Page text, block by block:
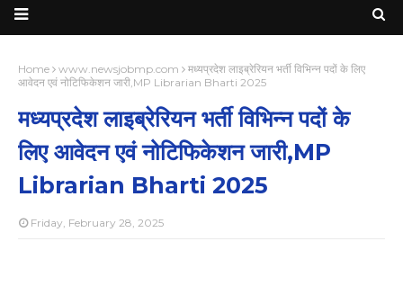
Home www.newsjobmp.com
मध्यप्रदेश लाइब्रेरियन भर्ती विभिन्न पदों के लिए
आवेदन एवं नोटिफिकेशन जारी,MP Librarian Bharti 2025
मध्यप्रदेश लाइब्रेरियन भर्ती विभिन्न पदों के
लिए आवेदन एवं नोटिफिकेशन जारी,MP
Librarian Bharti 2025
Friday, February 28, 2025